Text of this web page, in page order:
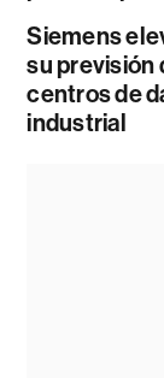
Siemens
su previsión
centros de
industrial